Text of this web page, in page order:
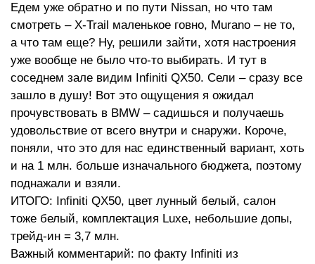
Едем уже обратно и по пути Nissan, но что там
смотреть – X-Trail маленькое говно, Murano – не то,
а что там еще? Ну, решили зайти, хотя настроения
уже вообще не было что-то выбирать. И тут в
соседнем зале видим Infiniti QX50. Сели – сразу все
зашло в душу! Вот это ощущения я ожидал
прочувствовать в BMW – садишься и получаешь
удовольствие от всего внутри и снаружи. Короче,
поняли, что это для нас единственный вариант, хоть
и на 1 млн. больше изначального бюджета, поэтому
поднажали и взяли.
ИТОГО: Infiniti QX50, цвет лунный белый, салон
тоже белый, комплектация Luxe, небольшие допы,
трейд-ин = 3,7 млн.
Важный комментарий: по факту Infiniti из